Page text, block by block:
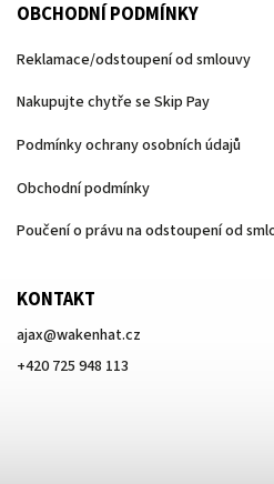
OBCHODNÍ PODMÍNKY
Reklamace/odstoupení od smlouvy
Nakupujte chytře se Skip Pay
Podmínky ochrany osobních údajů
Obchodní podmínky
Poučení o právu na odstoupení od
KONTAKT
ajax@wakenhat.cz
+420 725 948 113